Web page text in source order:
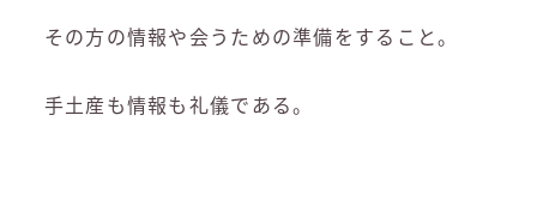
その方の情報や会うための準備をすること。
手土産も情報も礼儀である。